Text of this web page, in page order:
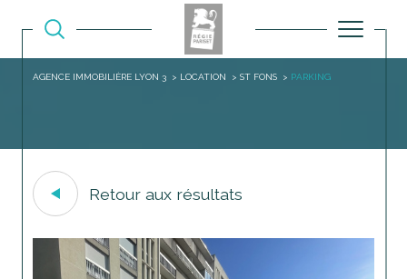
AGENCE IMMOBILIÈRE LYON 3 LOCATION ST FONS PARKING
Retour aux résultats